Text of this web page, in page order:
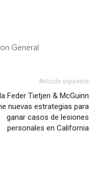
General
Artículo siguiente
Feder Tietjen & McGuinn
nuevas estrategias para
ganar casos de lesiones
personales en California